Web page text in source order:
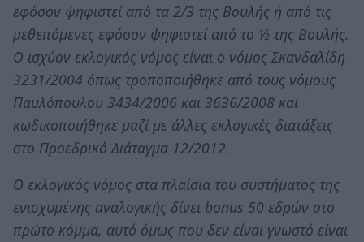
εφόσον ψηφιστεί από τα 2/3 της Βουλής ή από τις
μεθεπόμενες εφόσον ψηφιστεί από το ½ της Βουλής.
Ο ισχύον εκλογικός νόμος είναι ο νόμος Σκανδαλίδη
3231/2004 όπως τροποποιήθηκε από τους νόμους
Παυλόπουλου 3434/2006 και 3636/2008 και
κωδικοποιήθηκε μαζί με άλλες εκλογικές διατάξεις
στο Προεδρικό Διάταγμα 12/2012.
Ο εκλογικός νόμος στα πλαίσια του συστήματος της
ενισχυμένης αναλογικής δίνει bonus 50 εδρών στο
πρώτο κόμμα, αυτό όμως που δεν είναι γνωστό είναι